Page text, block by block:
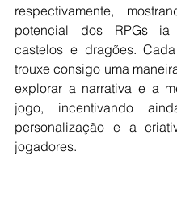
respectivamente,
potencial dos RPGs
castelos e dragões.
trouxe consigo uma
explorar a narrativa e a
jogo, incentivando
personalização e a
jogadores.